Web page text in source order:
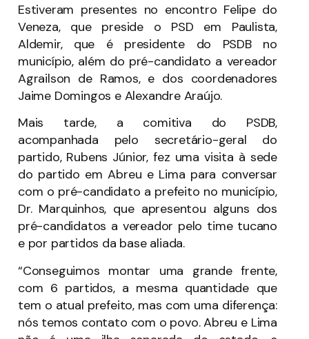
Estiveram presentes no encontro Felipe do
Veneza, que preside o PSD em Paulista,
Aldemir, que é presidente do PSDB no
município, além do pré-candidato a vereador
Agrailson de Ramos, e dos coordenadores
Jaime Domingos e Alexandre Araújo.
Mais tarde, a comitiva do PSDB,
acompanhada pelo secretário-geral do
partido, Rubens Júnior, fez uma visita à sede
do partido em Abreu e Lima para conversar
com o pré-candidato a prefeito no município,
Dr. Marquinhos, que apresentou alguns dos
pré-candidatos a vereador pelo time tucano
e por partidos da base aliada.
“Conseguimos montar uma grande frente,
com 6 partidos, a mesma quantidade que
tem o atual prefeito, mas com uma diferença:
nós temos contato com o povo. Abreu e Lima